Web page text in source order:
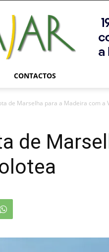
Viajar
Magazine
Online
CONTACTOS
de Marselha para a Madeira com a
de